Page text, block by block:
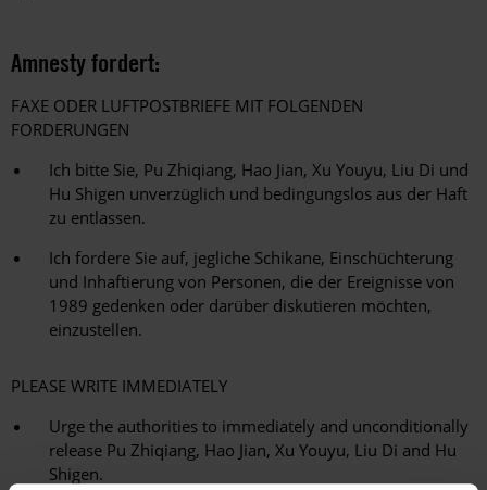
Amnesty fordert:
FAXE ODER LUFTPOSTBRIEFE MIT FOLGENDEN
FORDERUNGEN
Ich bitte Sie, Pu Zhiqiang, Hao Jian, Xu Youyu, Liu Di und
Hu Shigen unverzüglich und bedingungslos aus der Haft
zu entlassen.
Ich fordere Sie auf, jegliche Schikane, Einschüchterung
und Inhaftierung von Personen, die der Ereignisse von
1989 gedenken oder darüber diskutieren möchten,
einzustellen.
PLEASE WRITE IMMEDIATELY
Urge the authorities to immediately and unconditionally
release Pu Zhiqiang, Hao Jian, Xu Youyu, Liu Di and Hu
Shigen.